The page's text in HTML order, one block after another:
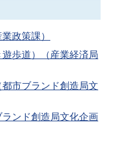
政策課）
歩道）（産業経済局
市ブランド創造局文
ンド創造局文化企画